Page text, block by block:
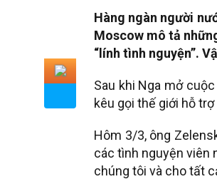
Hàng ngàn người
Moscow mô tả
“lính tình nguyện”.
Sau khi Nga mở
kêu gọi thế giới hỗ
Hôm 3/3, ông
các tình nguyện viên
chúng tôi và cho tất